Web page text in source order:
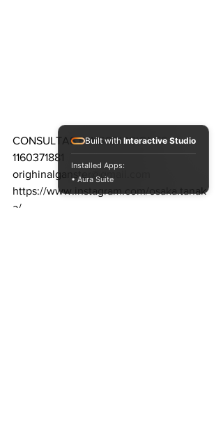
CONSULTAS E INSCRIPCIONES
1160371881
orighinalganster@gmail.com
https://www.instagram.com/osaka.tanak
a/
Built with Interactive Studio
Installed Apps:
• Aura Suite